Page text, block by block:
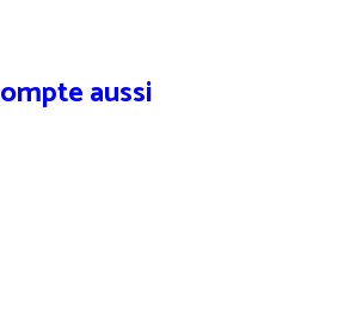
aussi